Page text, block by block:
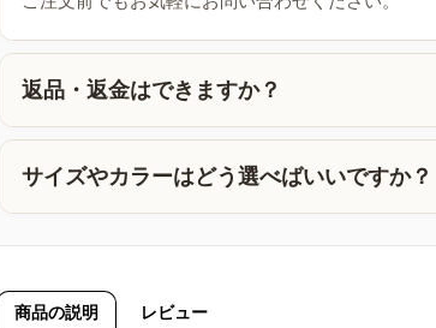
返品・返金はできますか？
サイズやカラーはどう選べばいいですか？
商品の説明 レビュー